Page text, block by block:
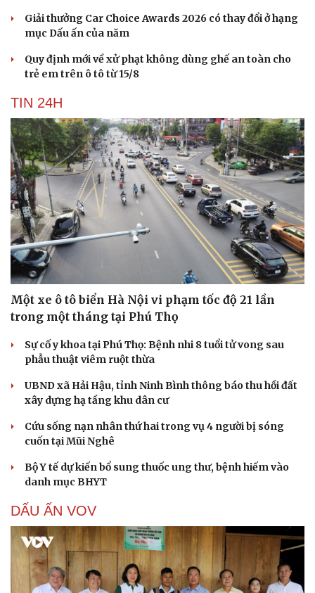
Giải thưởng Car Choice Awards 2026 có thay đổi ở hạng
mục Dấu ấn của năm
Quy định mới về xử phạt không dùng ghế an toàn cho
trẻ em trên ô tô từ 15/8
TIN 24H
Một xe ô tô biển Hà Nội vi phạm tốc độ 21 lần
trong một tháng tại Phú Thọ
Sự cố y khoa tại Phú Thọ: Bệnh nhi 8 tuổi tử vong sau
phẫu thuật viêm ruột thừa
UBND xã Hải Hậu, tỉnh Ninh Bình thông báo thu hồi đất
xây dựng hạ tầng khu dân cư
Cứu sống nạn nhân thứ hai trong vụ 4 người bị sóng
cuốn tại Mũi Nghê
Bộ Y tế dự kiến bổ sung thuốc ung thư, bệnh hiếm vào
danh mục BHYT
DẤU ẤN VOV